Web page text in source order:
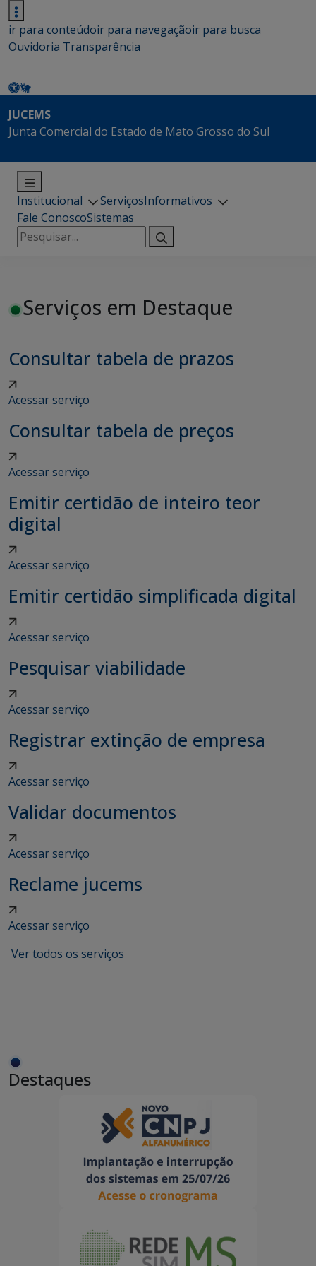
ir para conteúdoir para navegaçãoir para busca
Ouvidoria Transparência
JUCEMS
Junta Comercial do Estado de Mato Grosso do Sul
Institucional ServiçosInformativos
Fale ConoscoSistemas
Pesquisar
por:
Serviços em Destaque
Consultar tabela de prazos
Acessar serviço
Consultar tabela de preços
Acessar serviço
Emitir certidão de inteiro teor
digital
Acessar serviço
Emitir certidão simplificada digital
Acessar serviço
Pesquisar viabilidade
Acessar serviço
Registrar extinção de empresa
Acessar serviço
Validar documentos
Acessar serviço
Reclame jucems
Acessar serviço
Ver todos os serviços
Destaques